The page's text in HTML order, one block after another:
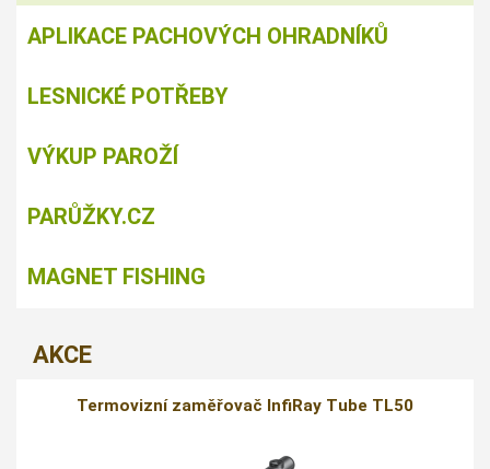
APLIKACE PACHOVÝCH OHRADNÍKŮ
LESNICKÉ POTŘEBY
VÝKUP PAROŽÍ
PARŮŽKY.CZ
MAGNET FISHING
AKCE
Termovizní zaměřovač InfiRay Tube TL50